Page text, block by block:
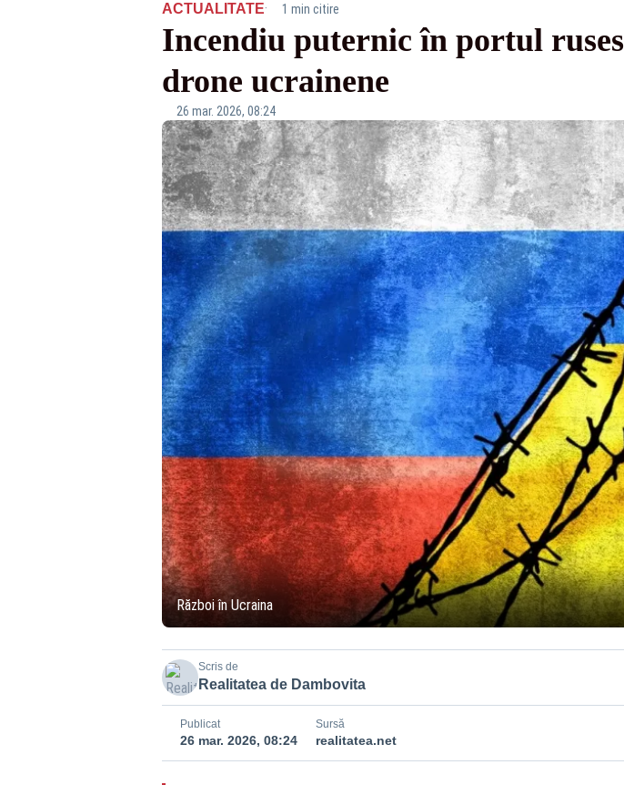
ACTUALITATE· 1 min citire
Incendiu puternic în portul
drone ucrainene
26 mar. 2026, 08:24
Război în Ucraina
Scris de
Realitatea de Dambovita
Publicat
26 mar. 2026, 08:24
Sursă
realitatea.net